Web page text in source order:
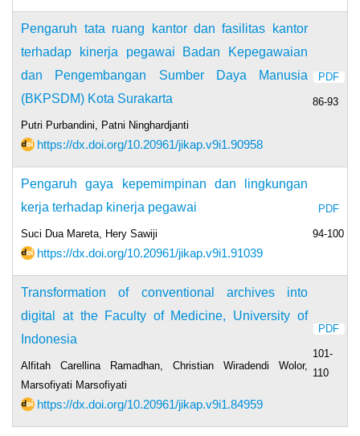
Pengaruh tata ruang kantor dan fasilitas kantor
terhadap kinerja pegawai Badan Kepegawaian
dan Pengembangan Sumber Daya Manusia
(BKPSDM) Kota Surakarta
Putri Purbandini, Patni Ninghardjanti
https://dx.doi.org/10.20961/jikap.v9i1.90958
PDF
86-93
Pengaruh gaya kepemimpinan dan lingkungan
kerja terhadap kinerja pegawai
Suci Dua Mareta, Hery Sawiji
https://dx.doi.org/10.20961/jikap.v9i1.91039
PDF
94-100
Transformation of conventional archives into
digital at the Faculty of Medicine, University of
Indonesia
Alfitah Carellina Ramadhan, Christian Wiradendi Wolor,
Marsofiyati Marsofiyati
https://dx.doi.org/10.20961/jikap.v9i1.84959
PDF
101-
110